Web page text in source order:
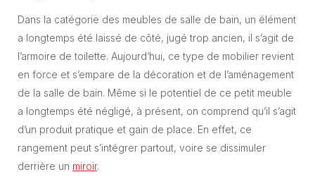
Dans la catégorie des meubles de salle de bain, un élément
a longtemps été laissé de côté, jugé trop ancien, il s’agit de
l’armoire de toilette. Aujourd’hui, ce type de mobilier revient
en force et s’empare de la décoration et de l’aménagement
de la salle de bain. Même si le potentiel de ce petit meuble
a longtemps été négligé, à présent, on comprend qu’il s’agit
d’un produit pratique et gain de place. En effet, ce
rangement peut s’intégrer partout, voire se dissimuler
derrière un miroir.